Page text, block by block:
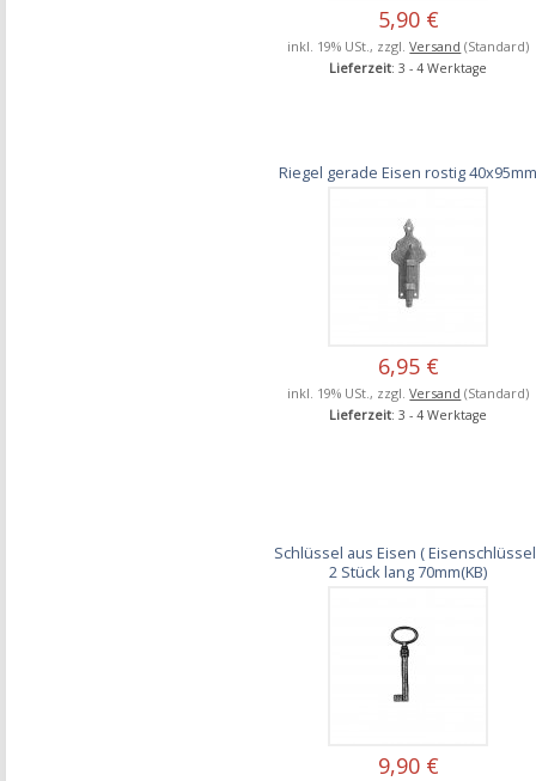
5,90 €
inkl. 19% USt., zzgl.Versand (Standard)
Lieferzeit: 3 - 4 Werktage
Riegel gerade Eisen rostig
6,95 €
inkl. 19% USt., zzgl.Versand (Standard)
Lieferzeit: 3 - 4 Werktage
Schlüssel aus Eisen (
2 Stück lang 70mm(KB)
9,90 €